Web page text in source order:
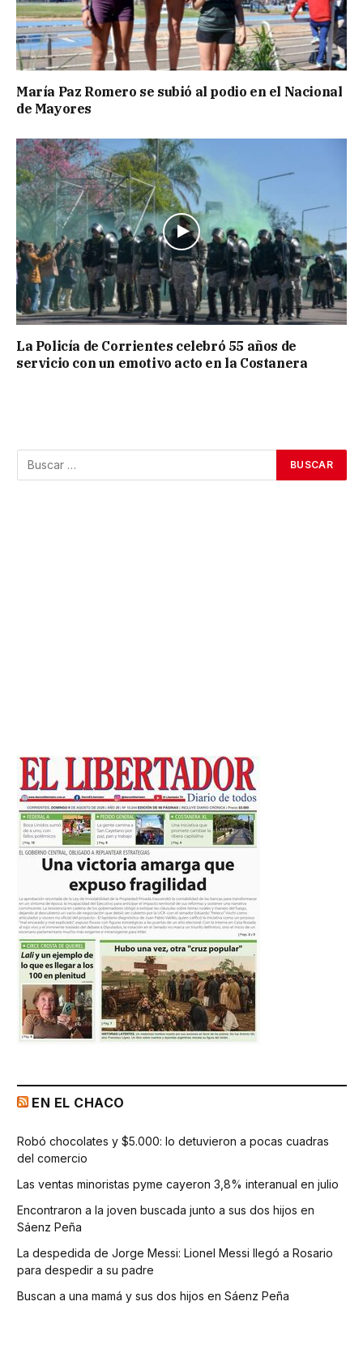
María Paz Romero se subió al podio en el Nacional
de Mayores
La Policía de Corrientes celebró 55 años de
servicio con un emotivo acto en la Costanera
EN EL CHACO
Robó chocolates y $5.000: lo detuvieron a pocas cuadras
del comercio
Las ventas minoristas pyme cayeron 3,8% interanual en julio
Encontraron a la joven buscada junto a sus dos hijos en
Sáenz Peña
La despedida de Jorge Messi: Lionel Messi llegó a Rosario
para despedir a su padre
Buscan a una mamá y sus dos hijos en Sáenz Peña